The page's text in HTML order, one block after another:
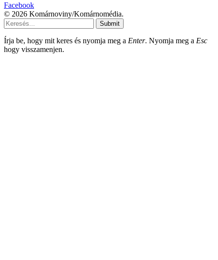
Facebook
© 2026 Komárnoviny/Komárnomédia.
Submit
Írja be, hogy mit keres és nyomja meg a Enter. Nyomja meg a Esc
hogy visszamenjen.